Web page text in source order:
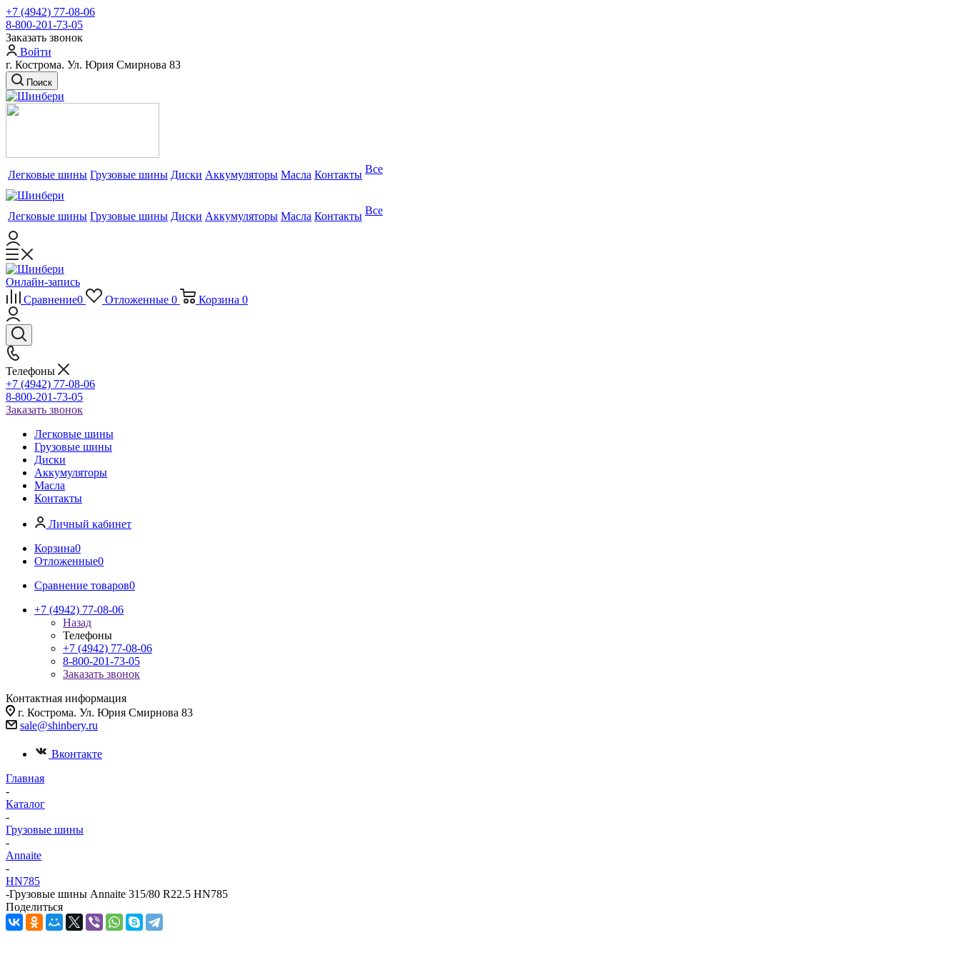
+7 (4942) 77-08-06
8-800-201-73-05
Заказать звонок
Войти
г. Кострома. Ул. Юрия Смирнова 83
Поиск
Легковые шины Грузовые шины Диски Аккумуляторы Масла Контакты Все
Легковые шины Грузовые шины Диски Аккумуляторы Масла Контакты Все
Онлайн-запись
Сравнение0 Отложенные 0 Корзина 0
Телефоны
+7 (4942) 77-08-06
8-800-201-73-05
Заказать звонок
Легковые шины
Грузовые шины
Диски
Аккумуляторы
Масла
Контакты
Личный кабинет
Корзина0
Отложенные0
Сравнение товаров0
+7 (4942) 77-08-06
Назад
Телефоны
+7 (4942) 77-08-06
8-800-201-73-05
Заказать звонок
Контактная информация
г. Кострома. Ул. Юрия Смирнова 83
sale@shinbery.ru
Вконтакте
Главная
-
Каталог
-
Грузовые шины
-
Annaite
-
HN785
-Грузовые шины Annaite 315/80 R22.5 HN785
Поделиться